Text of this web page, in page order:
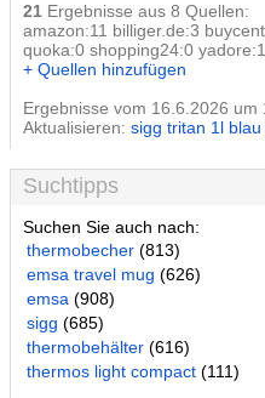
21 Ergebnisse aus 8 Quellen:
amazon:11 billiger.de:3
quoka:0 shopping24:0 yadore:1
+ Quellen hinzufügen
Ergebnisse vom 16.6.2026 um
Aktualisieren: sigg tritan 1l
Suchtipps
Suchen Sie auch nach:
thermobecher (813)
emsa travel mug (626)
emsa (908)
sigg (685)
thermobehälter (616)
thermos light compact (111)